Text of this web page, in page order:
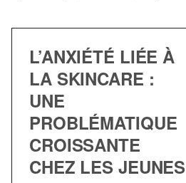
L’ANXIÉTÉ LIÉE À
LA SKINCARE :
UNE
PROBLÉMATIQUE
CROISSANTE
CHEZ LES JEUNES